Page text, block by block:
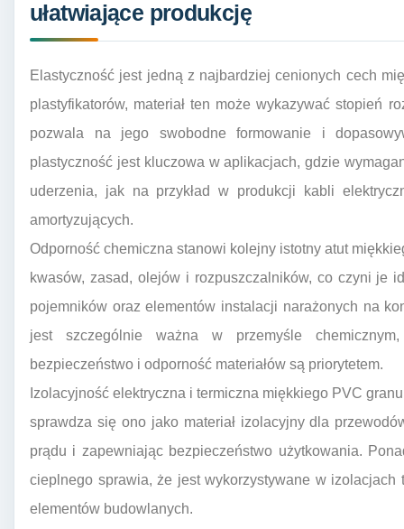
ułatwiające produkcję
Elastyczność jest jedną z najbardziej cenionych cech
plastyfikatorów, materiał ten może wykazywać stopień
pozwala na jego swobodne formowanie i
plastyczność jest kluczowa w aplikacjach, gdzie
uderzenia, jak na przykład w produkcji kabli
amortyzujących.
Odporność chemiczna stanowi kolejny istotny atut
kwasów, zasad, olejów i rozpuszczalników, co czyni je
pojemników oraz elementów instalacji narażonych na
jest szczególnie ważna w przemyśle
bezpieczeństwo i odporność materiałów są priorytetem.
Izolacyjność elektryczna i termiczna miękkiego PVC
sprawdza się ono jako materiał izolacyjny dla
prądu i zapewniając bezpieczeństwo użytkowania.
cieplnego sprawia, że jest wykorzystywane w izolacjach
elementów budowlanych.